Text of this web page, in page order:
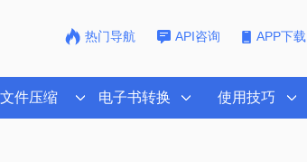
热门导航 API咨询 APP下载
文件压缩 电子书转换 使用技巧